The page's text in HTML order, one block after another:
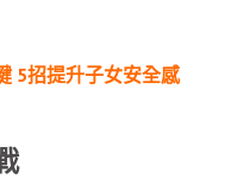
5招提升子女安全感